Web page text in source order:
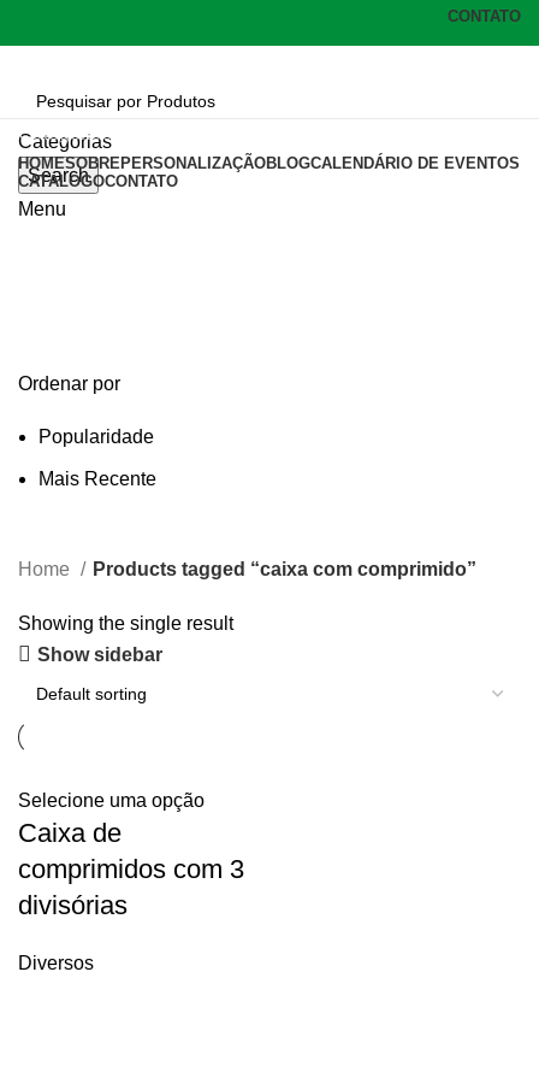
CONTATO
Categorias
Search
Menu
Categorias
HOMESOBREPERSONALIZAÇÃOBLOGCALENDÁRIO DE EVENTOS
CATÁLOGOCONTATO
Ordenar por
Popularidade
Mais Recente
Home Products tagged “caixa com comprimido”
Showing the single result
Show sidebar
Selecione uma opção
Caixa de
comprimidos com 3
divisórias
Diversos